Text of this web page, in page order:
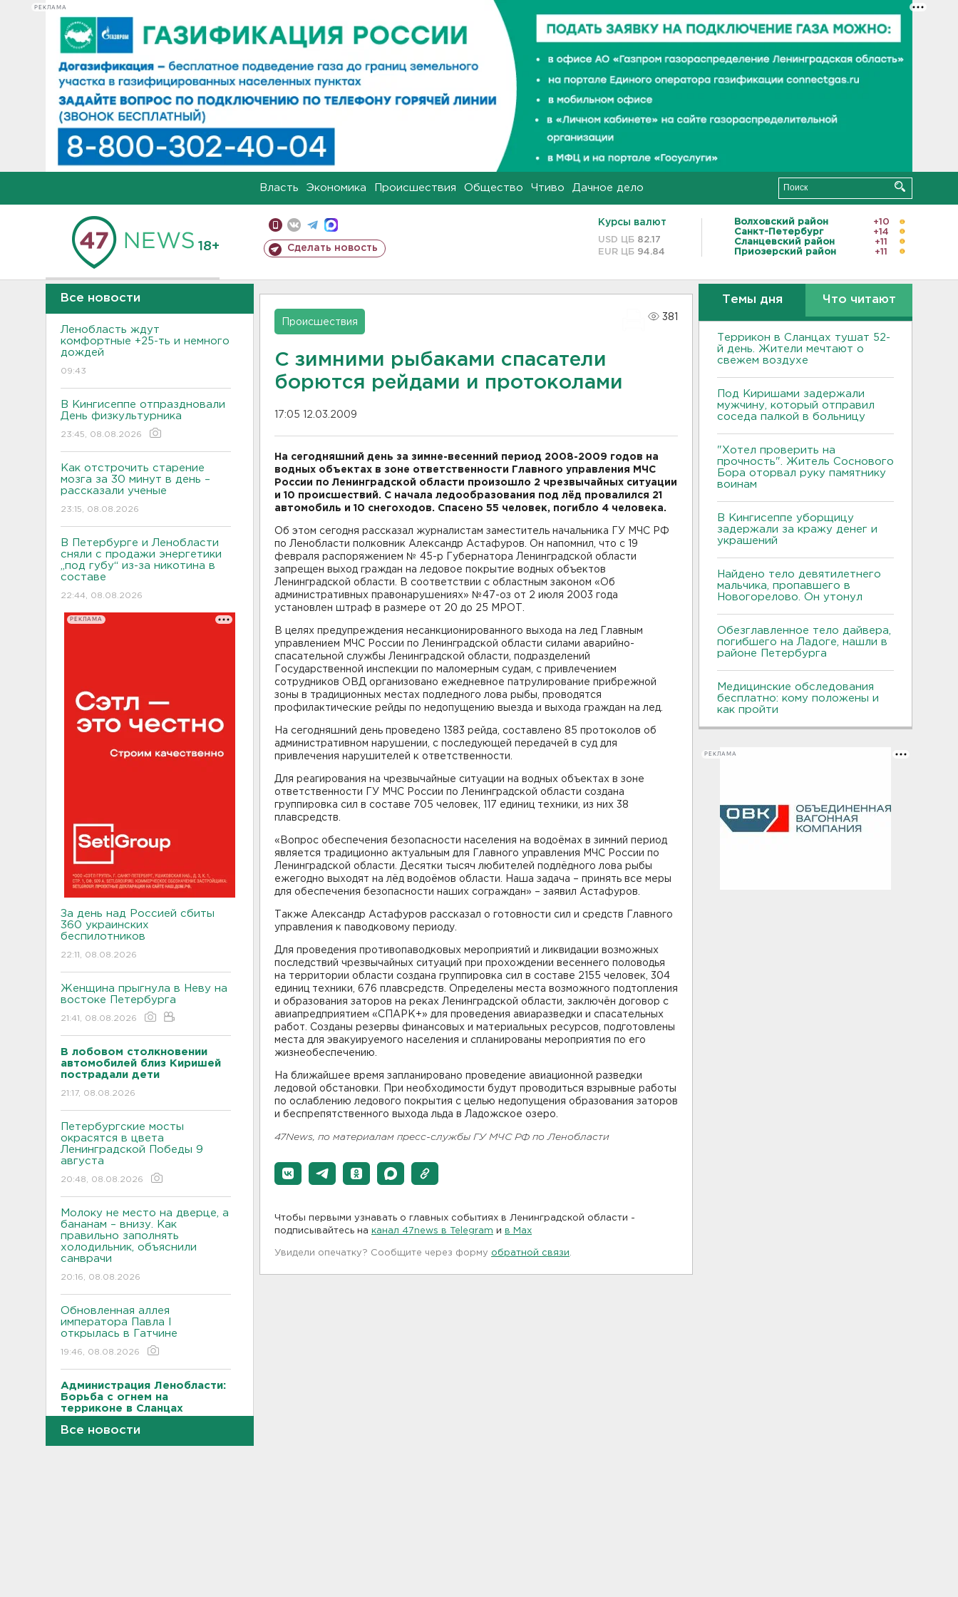
РЕКЛАМА
Власть Экономика Происшествия Общество Чтиво Дачное дело
18+ Сделать новость
Курсы валют
USD ЦБ 82.17
EUR ЦБ 94.84
Волховский район
+10
Санкт-Петербург
+14
Сланцевский район
+11
Приозерский район
+11
Все новости
Ленобласть ждут
комфортные +25-ть и немного
дождей
09:43
В Кингисеппе отпраздновали
День физкультурника
23:45, 08.08.2026
Как отстрочить старение
мозга за 30 минут в день –
рассказали ученые
23:15, 08.08.2026
В Петербурге и Ленобласти
сняли с продажи энергетики
„под губу“ из-за никотина в
составе
22:44, 08.08.2026
РЕКЛАМА
За день над Россией сбиты
360 украинских
беспилотников
22:11, 08.08.2026
Женщина прыгнула в Неву на
востоке Петербурга
21:41, 08.08.2026
В лобовом столкновении
автомобилей близ Киришей
пострадали дети
21:17, 08.08.2026
Петербургские мосты
окрасятся в цвета
Ленинградской Победы 9
августа
20:48, 08.08.2026
Молоку не место на дверце, а
бананам – внизу. Как
правильно заполнять
холодильник, объяснили
санврачи
20:16, 08.08.2026
Обновленная аллея
императора Павла I
открылась в Гатчине
19:46, 08.08.2026
Администрация Ленобласти:
Борьба с огнем на
терриконе в Сланцах
Все новости
Происшествия
381
С зимними рыбаками спасатели
борются рейдами и протоколами
17:05 12.03.2009
На сегодняшний день за зимне-весенний период 2008-2009 годов на
водных объектах в зоне ответственности Главного управления МЧС
России по Ленинградской области произошло 2 чрезвычайных ситуации
и 10 происшествий. С начала ледообразования под лёд провалился 21
автомобиль и 10 снегоходов. Спасено 55 человек, погибло 4 человека.
Об этом сегодня рассказал журналистам заместитель начальника ГУ МЧС РФ
по Ленобласти полковник Александр Астафуров. Он напомнил, что с 19
февраля распоряжением № 45-р Губернатора Ленинградской области
запрещен выход граждан на ледовое покрытие водных объектов
Ленинградской области. В соответствии с областным законом «Об
административных правонарушениях» №47-оз от 2 июля 2003 года
установлен штраф в размере от 20 до 25 МРОТ.
В целях предупреждения несанкционированного выхода на лед Главным
управлением МЧС России по Ленинградской области силами аварийно-
спасательной службы Ленинградской области, подразделений
Государственной инспекции по маломерным судам, с привлечением
сотрудников ОВД организовано ежедневное патрулирование прибрежной
зоны в традиционных местах подледного лова рыбы, проводятся
профилактические рейды по недопущению выезда и выхода граждан на лед.
На сегодняшний день проведено 1383 рейда, составлено 85 протоколов об
административном нарушении, с последующей передачей в суд для
привлечения нарушителей к ответственности.
Для реагирования на чрезвычайные ситуации на водных объектах в зоне
ответственности ГУ МЧС России по Ленинградской области создана
группировка сил в составе 705 человек, 117 единиц техники, из них 38
плавсредств.
«Вопрос обеспечения безопасности населения на водоёмах в зимний период
является традиционно актуальным для Главного управления МЧС России по
Ленинградской области. Десятки тысяч любителей подлёдного лова рыбы
ежегодно выходят на лёд водоёмов области. Наша задача – принять все меры
для обеспечения безопасности наших сограждан» – заявил Астафуров.
Также Александр Астафуров рассказал о готовности сил и средств Главного
управления к паводковому периоду.
Для проведения противопаводковых мероприятий и ликвидации возможных
последствий чрезвычайных ситуаций при прохождении весеннего половодья
на территории области создана группировка сил в составе 2155 человек, 304
единиц техники, 676 плавсредств. Определены места возможного подтопления
и образования заторов на реках Ленинградской области, заключён договор с
авиапредприятием «СПАРК+» для проведения авиаразведки и спасательных
работ. Созданы резервы финансовых и материальных ресурсов, подготовлены
места для эвакуируемого населения и спланированы мероприятия по его
жизнеобеспечению.
На ближайшее время запланировано проведение авиационной разведки
ледовой обстановки. При необходимости будут проводиться взрывные работы
по ослаблению ледового покрытия с целью недопущения образования заторов
и беспрепятственного выхода льда в Ладожское озеро.
47News, по материалам пресс-службы ГУ МЧС РФ по Ленобласти
Чтобы первыми узнавать о главных событиях в Ленинградской области -
подписывайтесь на канал 47news в Telegram и в Maх
Увидели опечатку? Сообщите через форму обратной связи
Темы дня Что читают
Террикон в Сланцах тушат 52-
й день. Жители мечтают о
свежем воздухе
Под Киришами задержали
мужчину, который отправил
соседа палкой в больницу
"Хотел проверить на
прочность". Житель Соснового
Бора оторвал руку памятнику
воинам
В Кингисеппе уборщицу
задержали за кражу денег и
украшений
Найдено тело девятилетнего
мальчика, пропавшего в
Новогорелово. Он утонул
Обезглавленное тело дайвера,
погибшего на Ладоге, нашли в
районе Петербурга
Медицинские обследования
бесплатно: кому положены и
как пройти
РЕКЛАМА